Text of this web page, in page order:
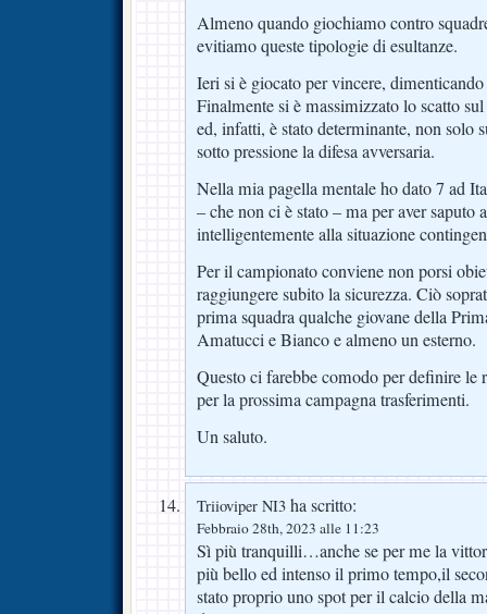
Almeno quando giochiamo contro
evitiamo queste tipologie di esultanze.
Ieri si è giocato per vincere,
Finalmente si è massimizzato lo scatto
ed, infatti, è stato determinante, non solo
sotto pressione la difesa avversaria.
Nella mia pagella mentale ho dato 7 ad
– che non ci è stato – ma per aver saputo
intelligentemente alla situazione
Per il campionato conviene non porsi
raggiungere subito la sicurezza. Ciò
prima squadra qualche giovane della
Amatucci e Bianco e almeno un esterno.
Questo ci farebbe comodo per definire le
per la prossima campagna trasferimenti.
Un saluto.
Triioviper NI3 ha scritto:
Febbraio 28th, 2023 alle 11:23
Sì più tranquilli…anche se per me la
più bello ed intenso il primo tempo,il
stato proprio uno spot per il calcio della